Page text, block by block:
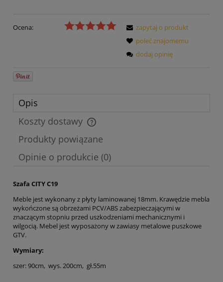
Ocena:
zapytaj o produkt
poleć znajomemu
dodaj opinię
Opis
Koszty dostawy
Cena nie zawiera ewentualnych kosztów płatności
Produkty powiązane
Opinie o produkcie (0)
Szafa CITY C19
Meble jest wykonany z płyty laminowanej 18mm. Krawędzie mebla
wykończone są obrzeżami PCV/ABS zabezpieczającymi w
znaczącym stopniu przed uszkodzeniami mechanicznymi i
wilgocią. Mebel jest wyposażony w zawiasy metalowe puszkowe
GTV.
Wymiary:
szer: 90cm, wys. 200cm, gł.55m